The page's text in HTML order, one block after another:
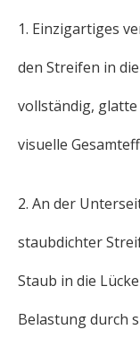
1. Einzigartiges
den Streifen in
vollständig,
visuelle
2. An der
staubdichter
Staub in die
Belastung durch